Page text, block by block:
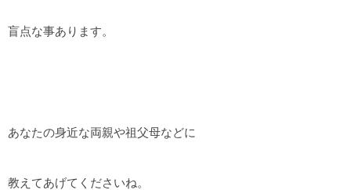
盲点な事あります。
あなたの身近な両親や祖父母などに
教えてあげてくださいね。